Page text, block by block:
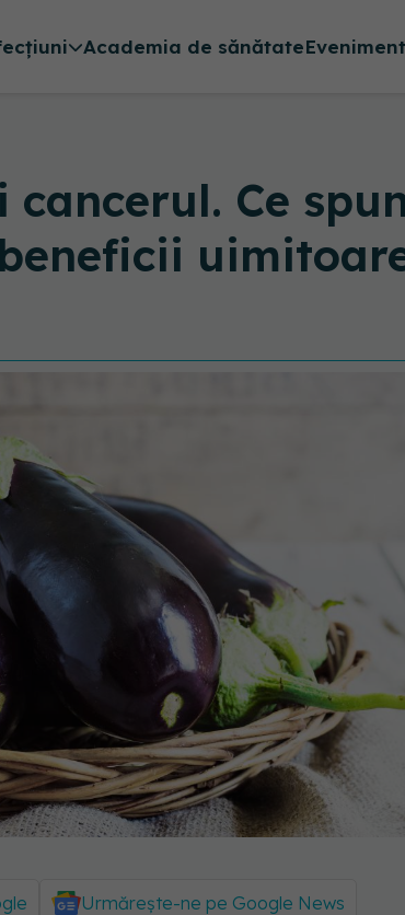
Academia de sănătate
Ce
Urmărește-ne pe Google News